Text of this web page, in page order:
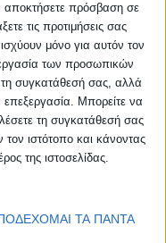
αποκτήσετε πρόσβαση σε
τις προτιμήσεις σας
μόνο για αυτόν τον
των προσωπικών
τη συγκατάθεσή σας, αλλά
επεξεργασία. Μπορείτε να
τη συγκατάθεσή σας
ιστότοπο και κάνοντας
της ιστοσελίδας.
ΤΑ ΠΑΝΤΑ